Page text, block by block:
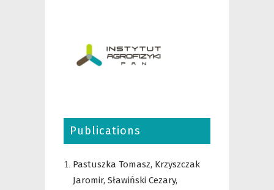
Publications
Pastuszka Tomasz, Krzyszczak
Jaromir, Sławiński Cezary,